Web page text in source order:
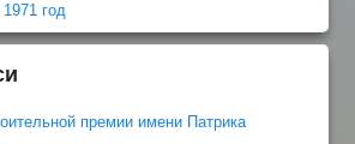
год
премии имени Патрика